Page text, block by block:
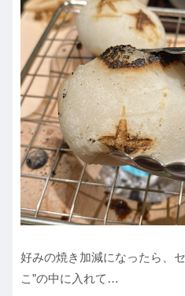
好みの焼き加減になったら、
こ”の中に入れて…